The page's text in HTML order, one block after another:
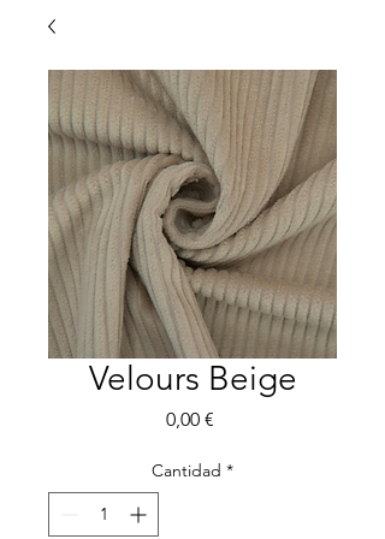
Velours Beige
0,00 €Precio
Cantidad *